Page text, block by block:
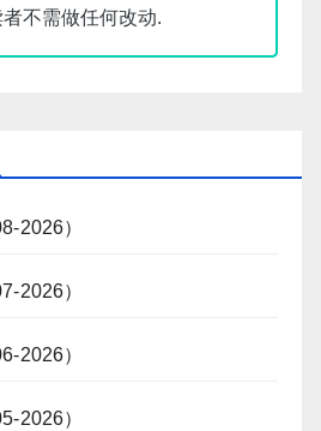
不需做任何改动.
2026）
2026）
2026）
2026）